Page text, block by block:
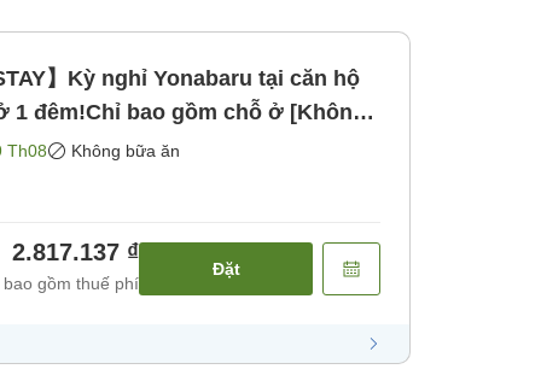
】Kỳ nghỉ Yonabaru tại căn hộ
1 đêm!Chỉ bao gồm chỗ ở [Không
Th08 Không bữa ăn
2.817.137 ₫
gồm thuế phí
Đặt